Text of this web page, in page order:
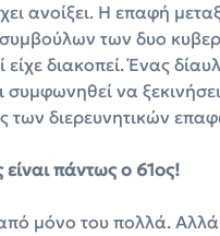
ανοίξει. Η επαφή
των δυο
είχε διακοπεί. Ένας
συμφωνηθεί να
των διερευνητικών
πάντως ο 61ος!
μόνο του πολλά.